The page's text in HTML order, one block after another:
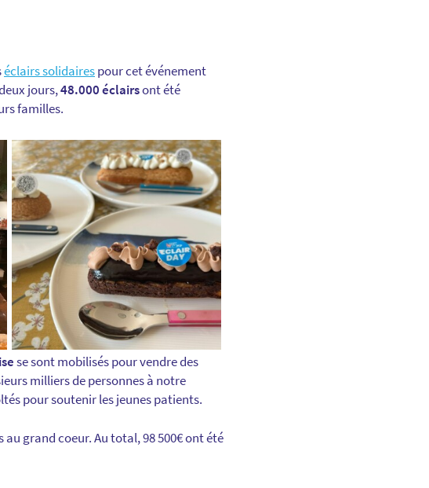
éclairs solidairespour cet événement
jours,48.000 éclairsont été
familles.
se sont mobilisés pour vendre des
milliers de personnes à notre
pour soutenir les jeunes patients.
au grand coeur. Au total,98 500€ont été